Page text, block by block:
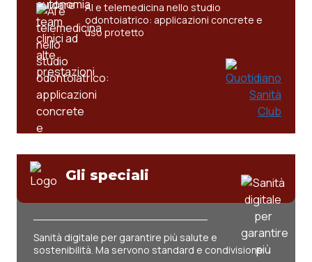
AI e telemedicina nello studio
odontoiatrico: applicazioni concrete e
uso protetto
Gli speciali
Sanità digitale per garantire più salute e
sostenibilità. Ma servono standard e condivisione